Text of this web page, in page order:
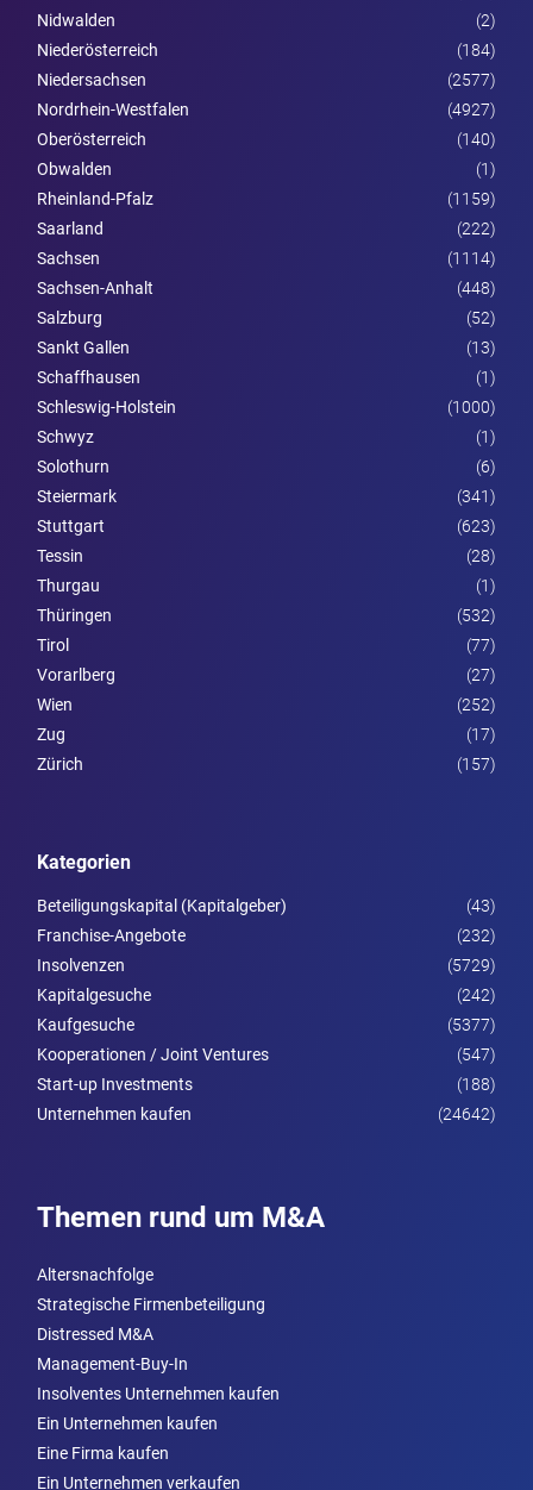
Nidwalden
(2)
Nieder­österreich
(184)
Niedersachsen
(2577)
Nordrhein-Westfalen
(4927)
Ober­österreich
(140)
Obwalden
(1)
Rheinland-Pfalz
(1159)
Saarland
(222)
Sachsen
(1114)
Sachsen-Anhalt
(448)
Salzburg
(52)
Sankt Gallen
(13)
Schaffhausen
(1)
Schleswig-Holstein
(1000)
Schwyz
(1)
Solothurn
(6)
Steier­mark
(341)
Stuttgart
(623)
Tessin
(28)
Thurgau
(1)
Thüringen
(532)
Tirol
(77)
Vorarl­berg
(27)
Wien
(252)
Zug
(17)
Zürich
(157)
Kategorien
Beteiligungskapital (Kapitalgeber)
(43)
Franchise-Angebote
(232)
Insolvenzen
(5729)
Kapitalgesuche
(242)
Kaufgesuche
(5377)
Kooperationen / Joint Ventures
(547)
Start-up Investments
(188)
Unternehmen kaufen
(24642)
Themen rund um M&A
Altersnachfolge
Strategische Firmenbeteiligung
Distressed M&A
Management-Buy-In
Insolventes Unternehmen kaufen
Ein Unternehmen kaufen
Eine Firma kaufen
Ein Unternehmen verkaufen